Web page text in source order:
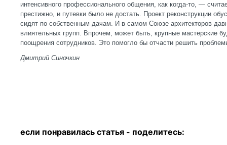
интенсивного профессионального общения, как когда-то, —
престижно, и путевки было не достать. Проект реконструкции
сидят по собственным дачам. И в самом Союзе архитекторов
влиятельных групп. Впрочем, может быть, крупные мастерские
поощрения сотрудников. Это помогло бы отчасти решить
Дмитрий Синочкин
если понравилась статья - поделитесь: